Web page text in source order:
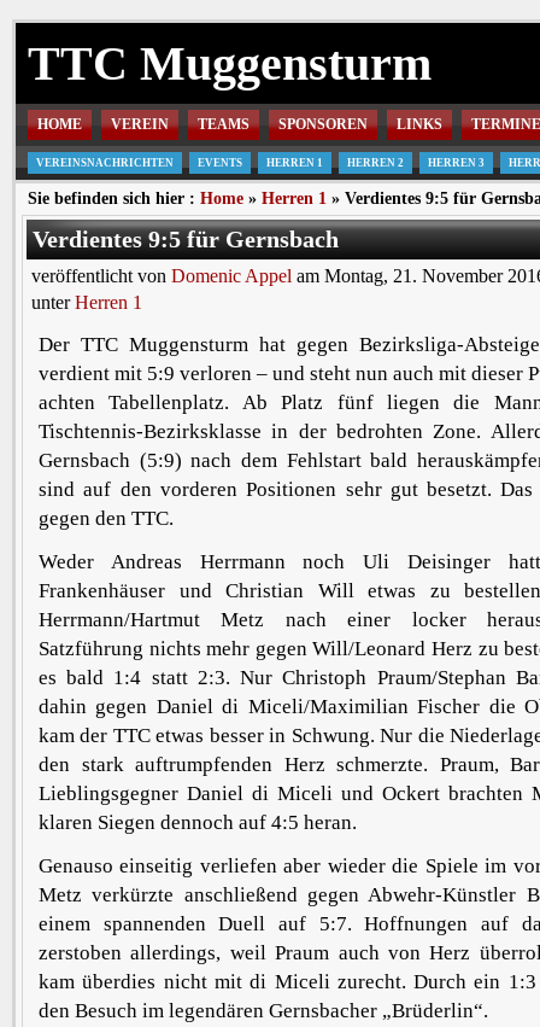
TTC Muggensturm
HOME VEREIN TEAMS SPONSOREN LINKS TERMINE
VEREINSNACHRICHTEN EVENTS HERREN 1 HERREN 2 HERREN 3
Sie befinden sich hier : Home » Herren 1 » Verdientes 9:5 für
Verdientes 9:5 für Gernsbach
veröffentlicht von Domenic Appel am Montag, 21. November
unterHerren 1
Der TTC Muggensturm hat gegen Bezirksliga-
verdient mit 5:9 verloren – und steht nun auch mit dieser
achten Tabellenplatz. Ab Platz fünf liegen die
Tischtennis-Bezirksklasse in der bedrohten Zone.
Gernsbach (5:9) nach dem Fehlstart bald
sind auf den vorderen Positionen sehr gut besetzt.
gegen den TTC.
Weder Andreas Herrmann noch Uli Deisinger
Frankenhäuser und Christian Will etwas zu
Herrmann/Hartmut Metz nach einer locker
Satzführung nichts mehr gegen Will/Leonard Herz zu
es bald 1:4 statt 2:3. Nur Christoph Praum/Stephan
dahin gegen Daniel di Miceli/Maximilian Fischer die
kam der TTC etwas besser in Schwung. Nur die
den stark auftrumpfenden Herz schmerzte. Praum,
Lieblingsgegner Daniel di Miceli und Ockert brachten
klaren Siegen dennoch auf 4:5 heran.
Genauso einseitig verliefen aber wieder die Spiele im
Metz verkürzte anschließend gegen Abwehr-Künstler
einem spannenden Duell auf 5:7. Hoffnungen auf
zerstoben allerdings, weil Praum auch von Herz
kam überdies nicht mit di Miceli zurecht. Durch ein 1:3
den Besuch im legendären Gernsbacher „Brüderlin“.